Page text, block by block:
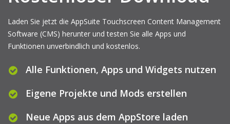
Laden Sie jetzt die AppSuite Touchscreen Content Management
Software (CMS) herunter und testen Sie alle Apps und
Funktionen unverbindlich und kostenlos.
Alle Funktionen, Apps und Widgets nutzen
Eigene Projekte und Mods erstellen
Neue Apps aus dem AppStore laden